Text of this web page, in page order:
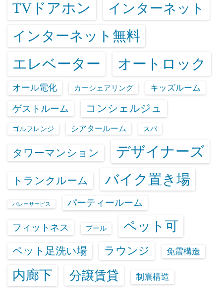
TVドアホン インターネット
インターネット無料
エレベーター オートロック
オール電化 カーシェアリング キッズルーム
ゲストルーム コンシェルジュ
ゴルフレンジ シアタールーム スパ
タワーマンション デザイナーズ
トランクルーム バイク置き場
バレーサービス パーティールーム
フィットネス プール ペット可
ペット足洗い場 ラウンジ 免震構造
内廊下 分譲賃貸 制震構造